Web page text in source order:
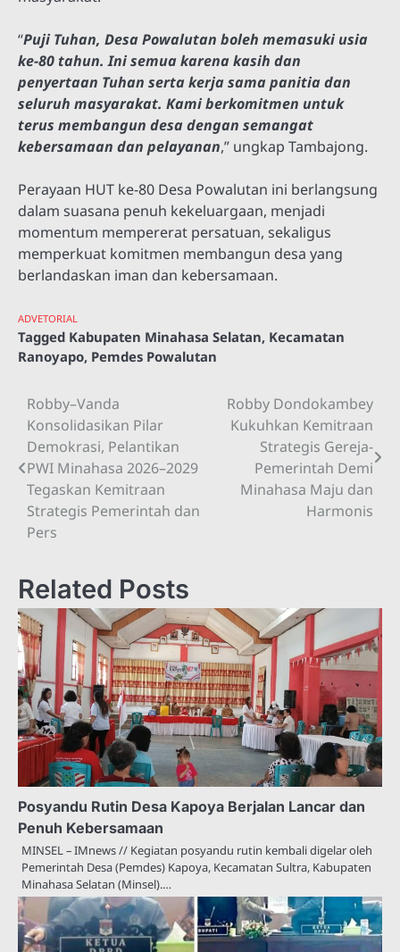
“Puji Tuhan, Desa Powalutan boleh memasuki usia
ke-80 tahun. Ini semua karena kasih dan
penyertaan Tuhan serta kerja sama panitia dan
seluruh masyarakat. Kami berkomitmen untuk
terus membangun desa dengan semangat
kebersamaan dan pelayanan,” ungkap Tambajong.
Perayaan HUT ke-80 Desa Powalutan ini berlangsung
dalam suasana penuh kekeluargaan, menjadi
momentum mempererat persatuan, sekaligus
memperkuat komitmen membangun desa yang
berlandaskan iman dan kebersamaan.
ADVETORIAL
Tagged Kabupaten Minahasa Selatan, Kecamatan
Ranoyapo, Pemdes Powalutan
Navigasi
pos
Robby–Vanda
Konsolidasikan Pilar
Demokrasi, Pelantikan
PWI Minahasa 2026–2029
Tegaskan Kemitraan
Strategis Pemerintah dan
Pers
Robby Dondokambey
Kukuhkan Kemitraan
Strategis Gereja-
Pemerintah Demi
Minahasa Maju dan
Harmonis
Related Posts
Posyandu Rutin Desa Kapoya Berjalan Lancar dan
Penuh Kebersamaan
MINSEL – IMnews // Kegiatan posyandu rutin kembali digelar oleh
Pemerintah Desa (Pemdes) Kapoya, Kecamatan Sultra, Kabupaten
Minahasa Selatan (Minsel).…